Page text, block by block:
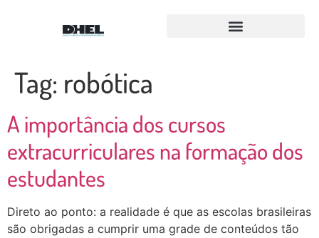
Tag: robótica
A importância dos cursos
extracurriculares na formação dos
estudantes
Direto ao ponto: a realidade é que as escolas brasileiras
são obrigadas a cumprir uma grade de conteúdos tão